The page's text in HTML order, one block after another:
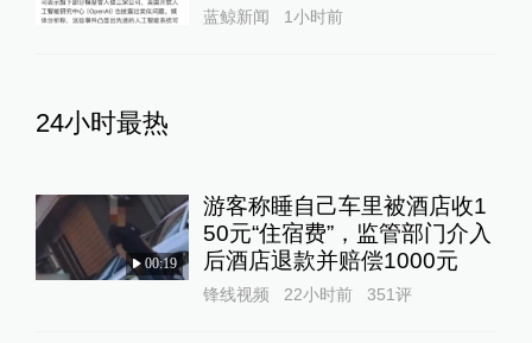
蓝鲸新闻 1小时前
24小时最热
00:19
游客称睡自己车里被酒店收1
50元“住宿费”，监管部门介入
后酒店退款并赔偿1000元
锋线视频 22小时前 351评